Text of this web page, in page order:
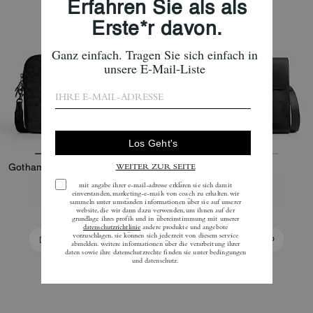
Gotham schmale Aktentasche aus Signature-Canvas
255 € 425 €
In Den Warenkorb
650 €
In Den Warenkorb